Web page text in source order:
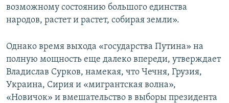
возможному состоянию большого единства
народов, растет и растет, собирая земли».
Однако время выхода «государства Путина» на
полную мощность еще далеко впереди, утверждает
Владислав Сурков, намекая, что Чечня, Грузия,
Украина, Сирия и «мигрантская волна»,
«Новичок» и вмешательство в выборы президента